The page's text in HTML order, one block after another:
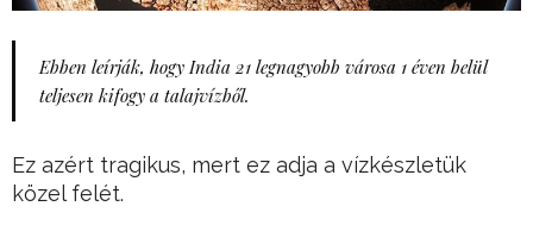
Ebben leírják, hogy India 21 legnagyobb városa 1 éven belül
teljesen kifogy a talajvízből.
Ez azért tragikus, mert ez adja a vízkészletük
közel felét.